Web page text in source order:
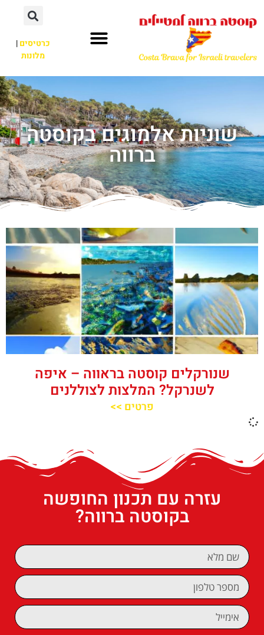
כרטיסים|
מלונות
שוניות אלמוגים בקוסטה
ברווה
שנורקלים קוסטה בראווה – איפה
לשנרקל? המלצות לצוללנים
פרטים >>
עזרה עם תכנון החופשה
בקוסטה ברווה?